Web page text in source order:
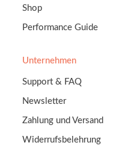
Shop
Performance Guide
Unternehmen
Support & FAQ
Newsletter
Zahlung und Versand
Widerrufsbelehrung